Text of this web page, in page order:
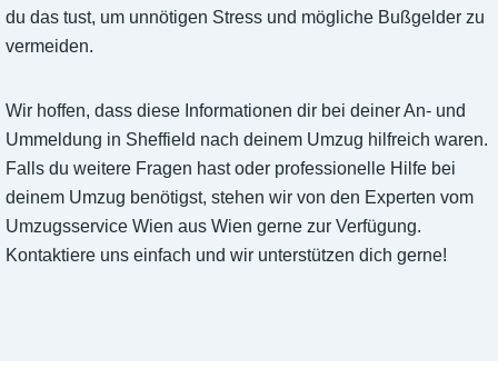
du das tust, um unnötigen Stress und mögliche Bußgelder zu
vermeiden.
Wir hoffen, dass diese Informationen dir bei deiner An- und
Ummeldung in Sheffield nach deinem Umzug hilfreich waren.
Falls du weitere Fragen hast oder professionelle Hilfe bei
deinem Umzug benötigst, stehen wir von den Experten vom
Umzugsservice Wien aus Wien gerne zur Verfügung.
Kontaktiere uns einfach und wir unterstützen dich gerne!